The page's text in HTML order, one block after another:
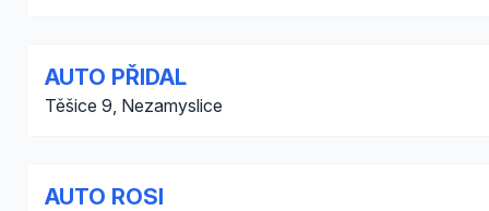
AUTO PŘIDAL
Těšice 9, Nezamyslice
AUTO ROSI